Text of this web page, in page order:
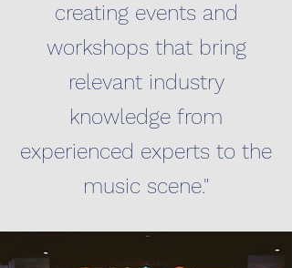
creating events and
workshops that bring
relevant industry
knowledge from
experienced experts to the
music scene."